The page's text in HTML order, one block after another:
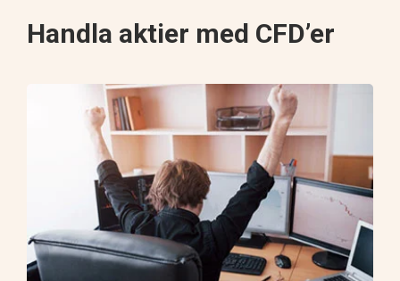
Handla aktier med CFD’er